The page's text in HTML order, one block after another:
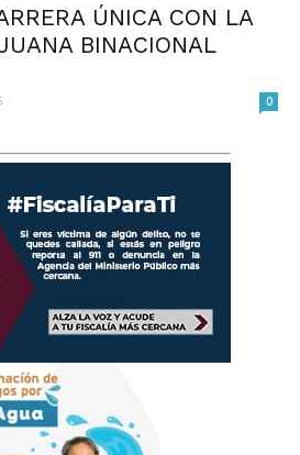
ÚNICA CON LA
BINACIONAL
0